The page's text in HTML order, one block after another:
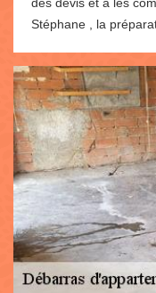
Stéphane , la